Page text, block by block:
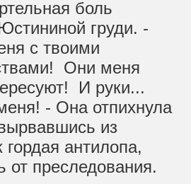
боль
груди. -
с твоими
Они меня
И руки...
- Она отпихнула
из
гордая антилопа,
от преследования.